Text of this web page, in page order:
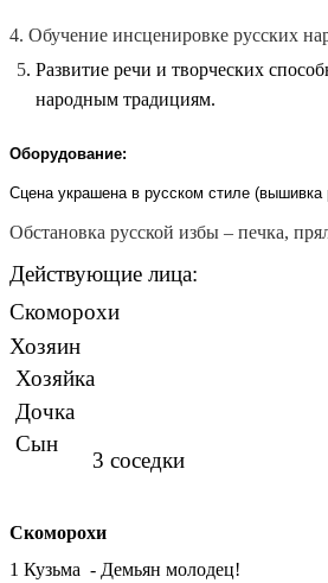
4. Обучение инсценировке русских
. Развитие речи и творческих
народным традициям.
Оборудование:
Сцена украшена в русском стиле (вышивка
Обстановка русской избы – печка,
Действующие лица:
Скоморохи
Хозяин
Хозяйка
Дочка
3
Скоморохи
1 Кузьма - Демьян молодец!